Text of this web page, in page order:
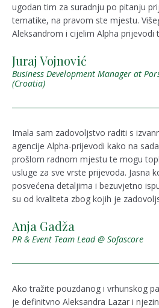
ugodan tim za suradnju po pitanju
tematike, na pravom ste mjestu.
Aleksandrom i cijelim Alpha
Juraj Vojnović
Business Development Manager at
(Croatia)
Imala sam zadovoljstvo raditi s
agencije Alpha-prijevodi kako na
prošlom radnom mjestu te mogu
usluge za sve vrste prijevoda. Jasna
posvećena detaljima i bezuvjetno
su od kvaliteta zbog kojih je
Anja Gadža
PR & Event Team Lead @ Sofascore
Ako tražite pouzdanog i vrhunskog
je definitvno Aleksandra Lazar i